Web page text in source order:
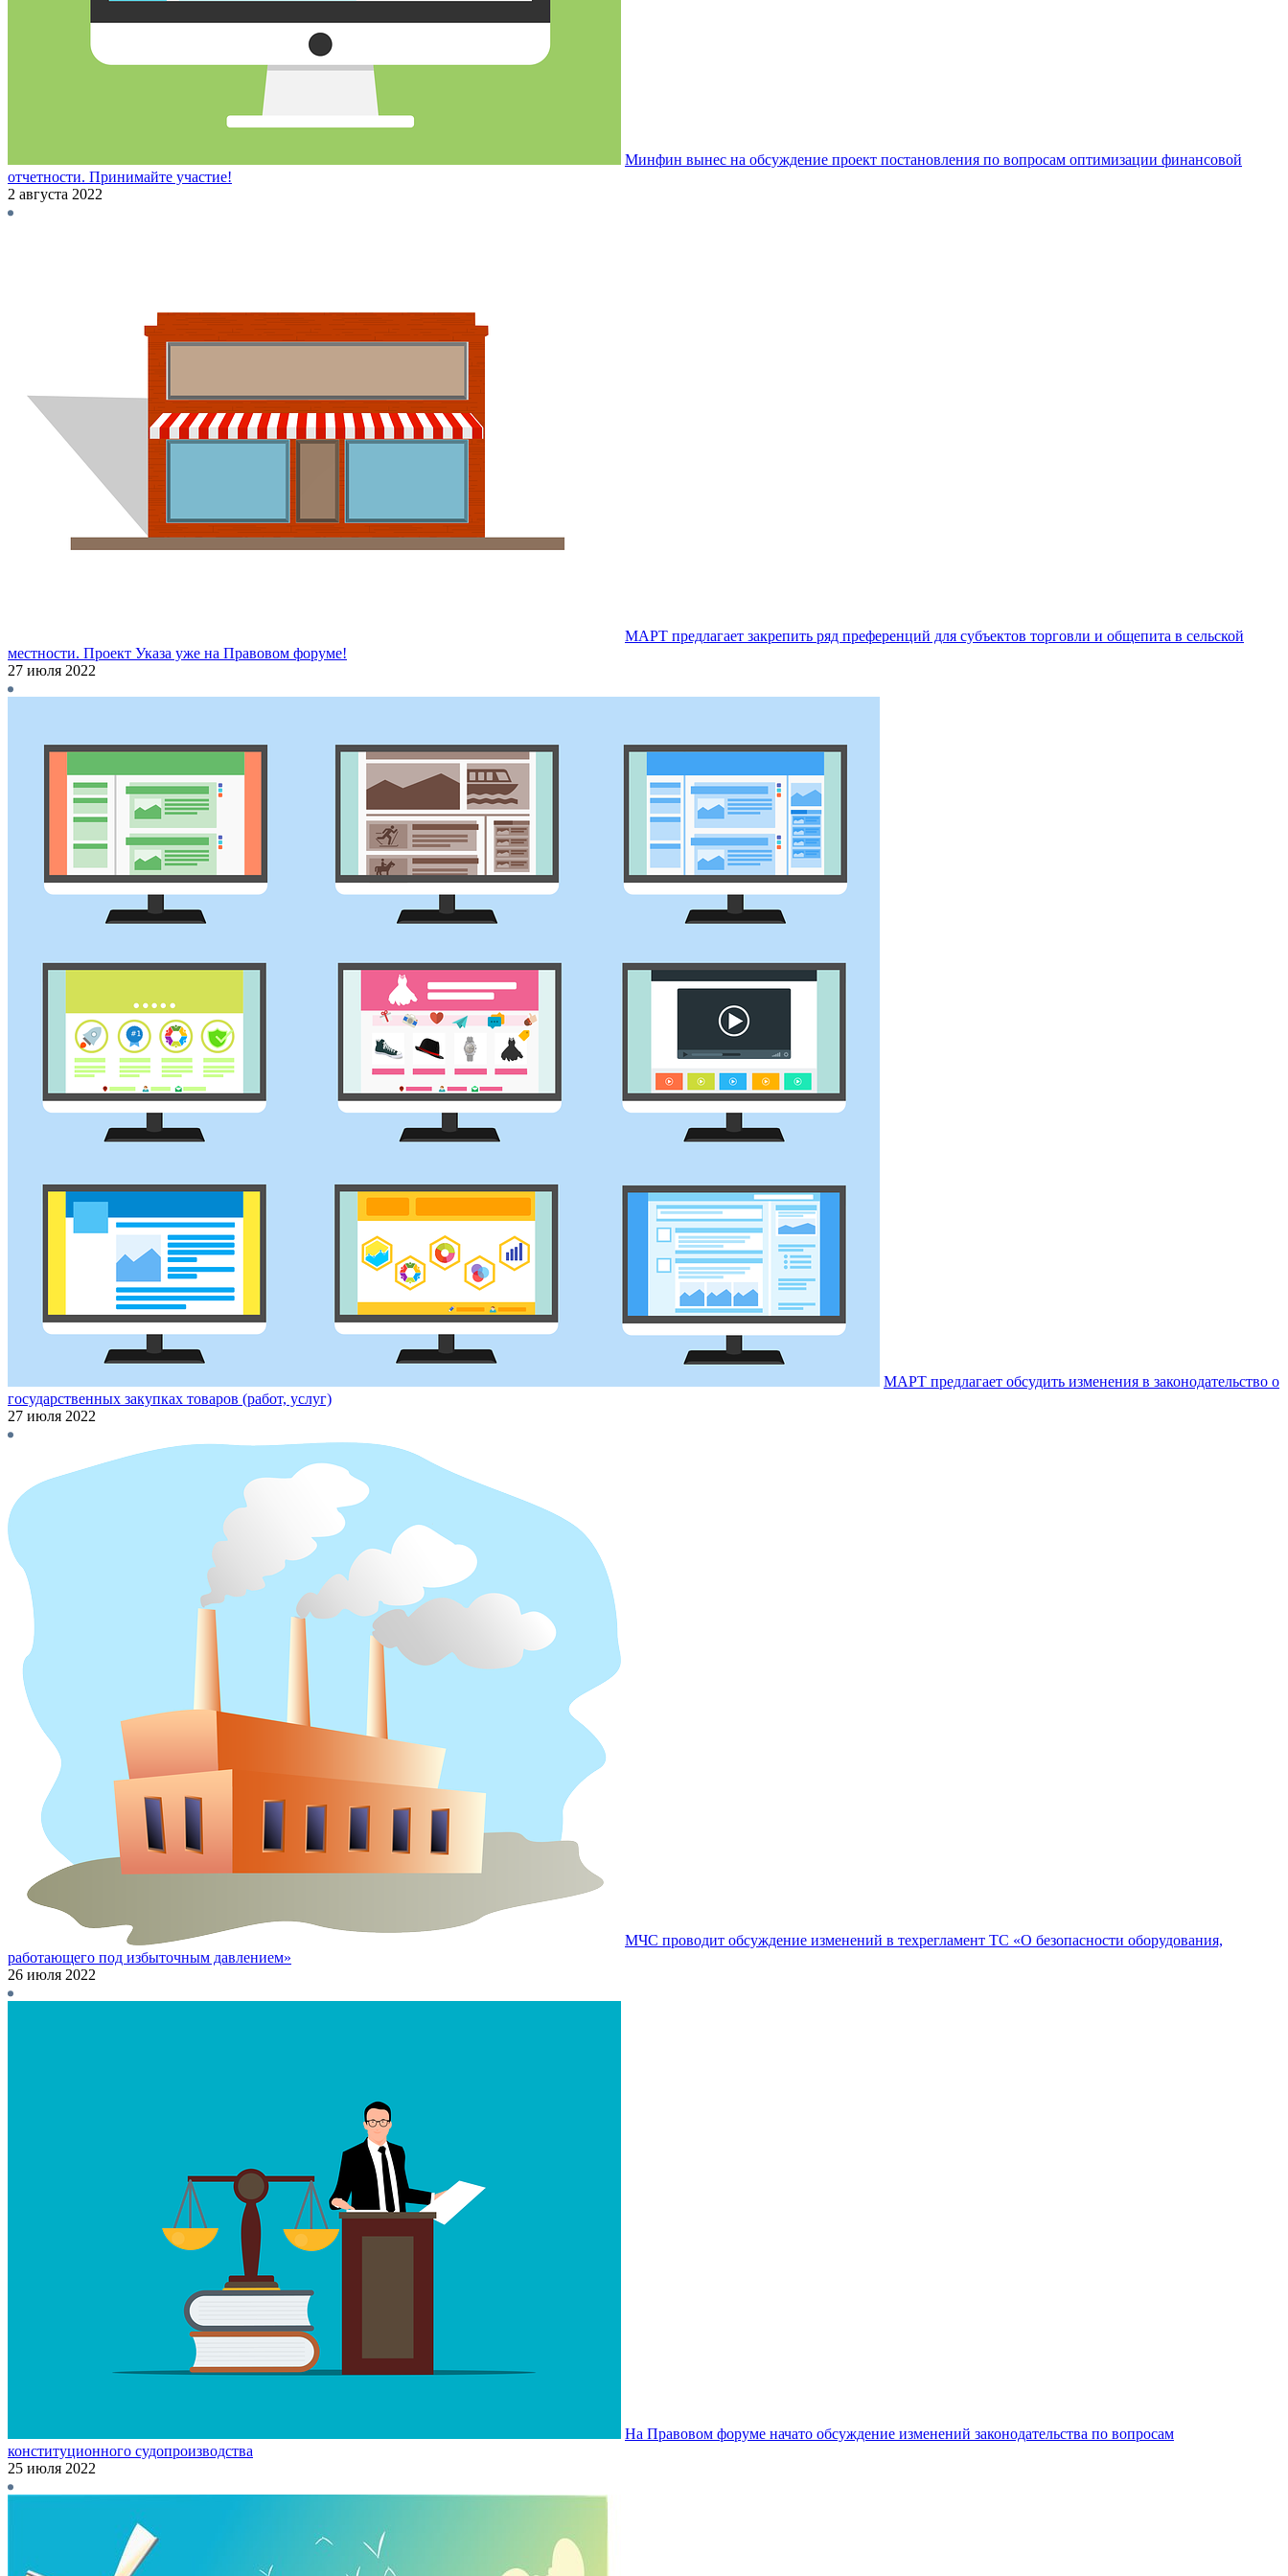
Минфин вынес на обсуждение проект постановления по вопросам оптимизации финансовой
отчетности. Принимайте участие!
2 августа 2022
МАРТ предлагает закрепить ряд преференций для субъектов торговли и общепита в сельской
местности. Проект Указа уже на Правовом форуме!
27 июля 2022
МАРТ предлагает обсудить изменения в законодательство о
государственных закупках товаров (работ, услуг)
27 июля 2022
МЧС проводит обсуждение изменений в техрегламент ТС «О безопасности оборудования,
работающего под избыточным давлением»
26 июля 2022
На Правовом форуме начато обсуждение изменений законодательства по вопросам
конституционного судопроизводства
25 июля 2022